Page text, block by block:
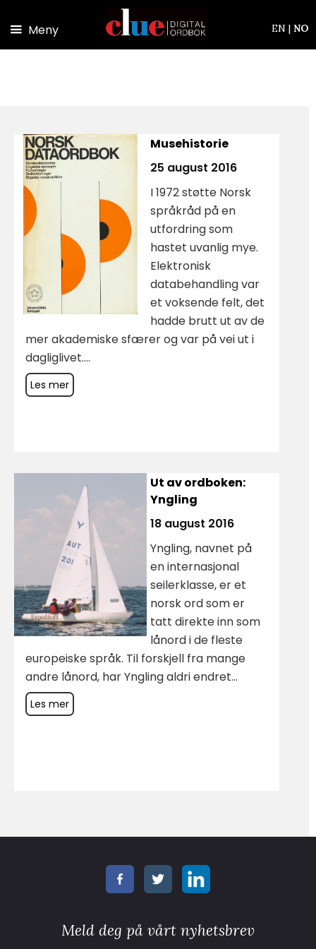
Meny EN | NO
Musehistorie
25 august 2016
I 1972 støtte Norsk
språkråd på en
utfordring som
hastet uvanlig mye.
Elektronisk
databehandling var
et voksende felt, det
hadde brutt ut av de
mer akademiske sfærer og var på vei ut i
dagliglivet....
Les mer
Ut av ordboken:
Yngling
18 august 2016
Yngling, navnet på
en internasjonal
seilerklasse, er et
norsk ord som er
tatt direkte inn som
lånord i de fleste
europeiske språk. Til forskjell fra mange
andre lånord, har Yngling aldri endret...
Les mer
Meld deg på vårt nyhetsbrev